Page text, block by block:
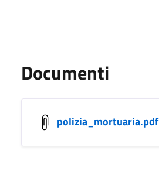
Documenti
polizia_mortuaria.pdf